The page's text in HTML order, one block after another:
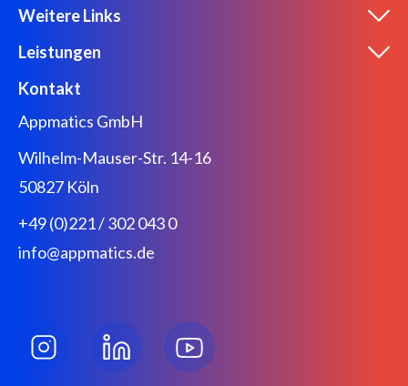
Weitere Links
Leistungen
Kontakt
Appmatics GmbH
Wilhelm-Mauser-Str. 14-16
50827 Köln
+49 (0)221 / 302 043 0
info@appmatics.de